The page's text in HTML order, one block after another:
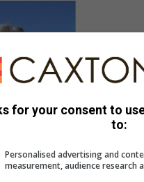
for your consent to
to:
Personalised advertising and
measurement, audience research